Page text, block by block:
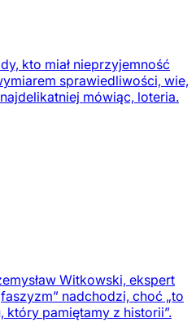
kto miał nieprzyjemność
sprawiedliwości, wie,
mówiąc, loteria.
Witkowski, ekspert
nadchodzi, choć „to
który pamiętamy z historii”.